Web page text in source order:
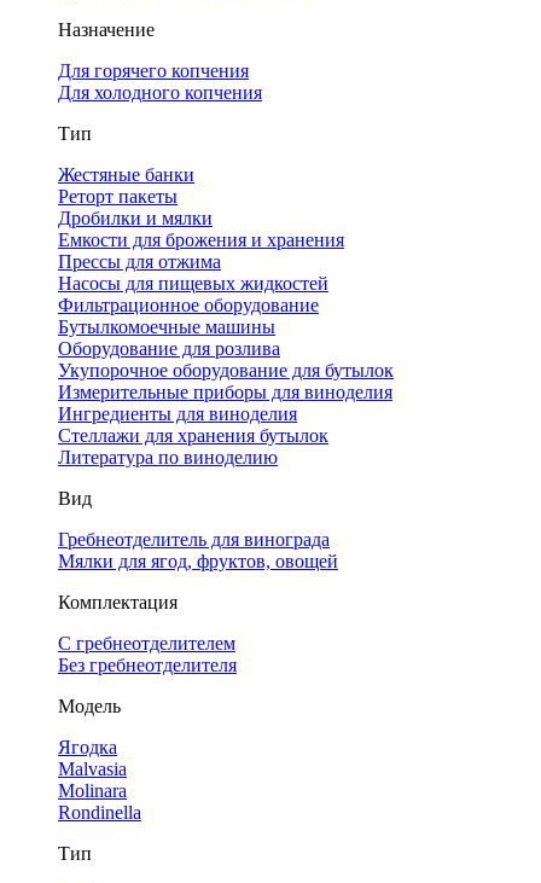
Назначение
Для горячего копчения
Для холодного копчения
Тип
Жестяные банки
Реторт пакеты
Дробилки и мялки
Емкости для брожения и хранения
Прессы для отжима
Насосы для пищевых жидкостей
Фильтрационное оборудование
Бутылкомоечные машины
Оборудование для розлива
Укупорочное оборудование для бутылок
Измерительные приборы для виноделия
Ингредиенты для виноделия
Стеллажи для хранения бутылок
Литература по виноделию
Вид
Гребнеотделитель для винограда
Мялки для ягод, фруктов, овощей
Комплектация
С гребнеотделителем
Без гребнеотделителя
Модель
Ягодка
Malvasia
Molinara
Rondinella
Тип